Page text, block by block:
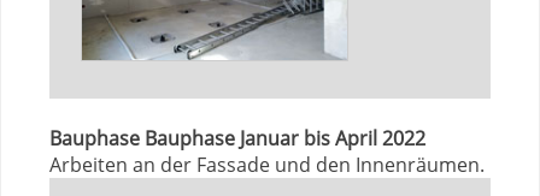
Bauphase Bauphase Januar bis April 2022
Arbeiten an der Fassade und den Innenräumen.